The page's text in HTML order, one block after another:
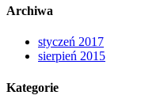
Archiwa
styczeń 2017
sierpień 2015
Kategorie